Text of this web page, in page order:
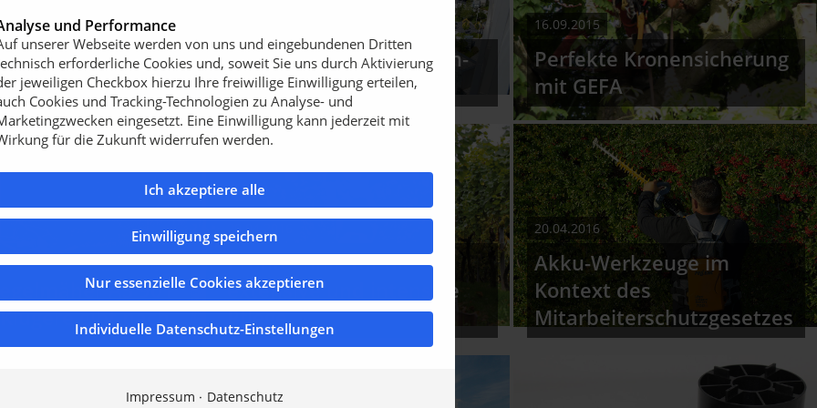
SC40TX
Dachgarten mit Schären-
Charakter
16.09.2015
Perfekte Kronensicherung
mit GEFA
AS 901
gibt nach
20.04.2016
Profitechnik für die
extensive und intensive
Pflege
20.04.2016
Akku-Werkzeuge im
Kontext des
Mitarbeiterschutzgesetzes
und Performance
unserer Webseite werden von uns und eingebundenen Dritten
erforderliche Cookies und, soweit Sie uns durch Aktivierung
jeweiligen Checkbox hierzu Ihre freiwillige Einwilligung erteilen,
Cookies und Tracking-Technologien zu Analyse- und
eingesetzt. Eine Einwilligung kann jederzeit mit
für die Zukunft widerrufen werden.
Ich akzeptiere alle
Einwilligung speichern
Nur essenzielle Cookies akzeptieren
Individuelle Datenschutz-Einstellungen
Impressum Datenschutz